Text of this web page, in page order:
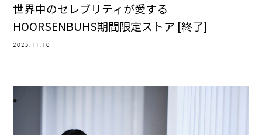
世界中のセレブリティが愛する
HOORSENBUHS期間限定ストア [終了]
2025.11.10